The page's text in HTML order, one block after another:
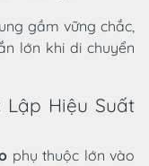
gầm vững chắc,
lớn khi di chuyển
Hiệu Suất
phụ thuộc lớn vào